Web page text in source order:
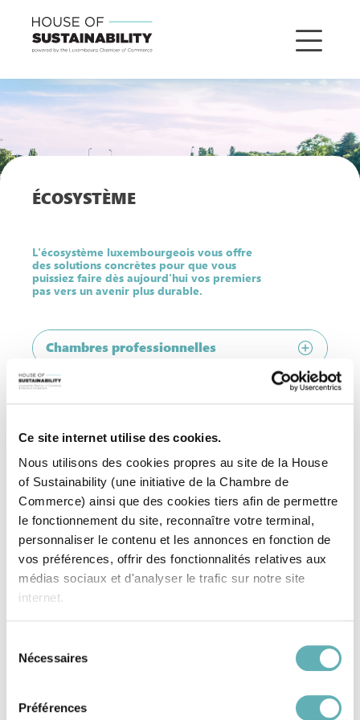
Ce site internet utilise des cookies.
Nous utilisons des cookies propres au site de la House
of Sustainability (une initiative de la Chambre de
Commerce) ainsi que des cookies tiers afin de permettre
le fonctionnement du site, reconnaître votre terminal,
personnaliser le contenu et les annonces en fonction de
vos préférences, offrir des fonctionnalités relatives aux
médias sociaux et d'analyser le trafic sur notre site
internet.
Grâce au présent bandeau, vous pouvez accepter,
à l’exception des cookies strictement nécessaires au
Nécessaires
Préférences
ÉCOSYSTÈME
L'écosystème luxembourgeois vous offre
des solutions concrètes pour que vous
puissiez faire dès aujourd'hui vos premiers
pas vers un avenir plus durable.
Chambres professionnelles
Fédérations
Ministères
Experts thématiques Initiatives
sectorielles Réseaux
Organismes de formation
Experts scientifiques